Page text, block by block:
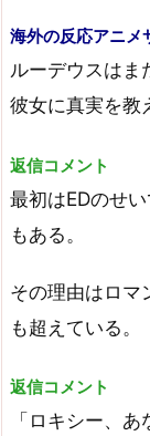
海外の反応アニメ
ルーデウスはま
彼女に真実を教
返信コメント
最初はEDのせ
もある。
その理由はロマ
も超えている。
返信コメント
「ロキシー、